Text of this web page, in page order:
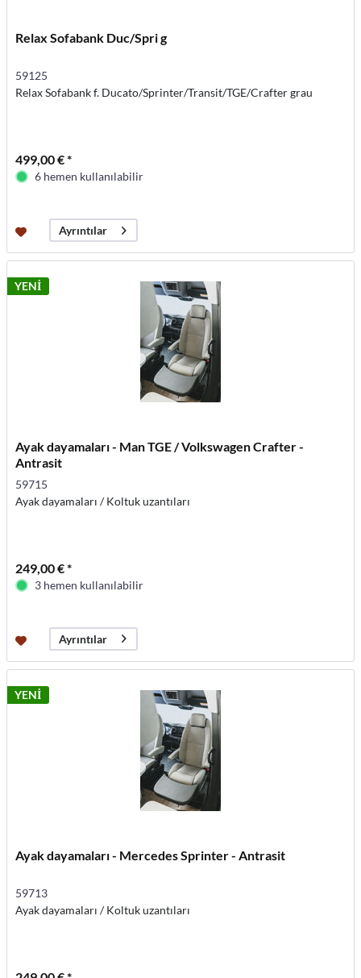
Relax Sofabank Duc/Spri g
59125
Relax Sofabank f. Ducato/Sprinter/Transit/TGE/Crafter grau
499,00 € *
6 hemen kullanılabilir
Ayrıntılar
YENİ
Ayak dayamaları - Man TGE / Volkswagen Crafter -
Antrasit
59715
Ayak dayamaları / Koltuk uzantıları
249,00 € *
3 hemen kullanılabilir
Ayrıntılar
YENİ
Ayak dayamaları - Mercedes Sprinter - Antrasit
59713
Ayak dayamaları / Koltuk uzantıları